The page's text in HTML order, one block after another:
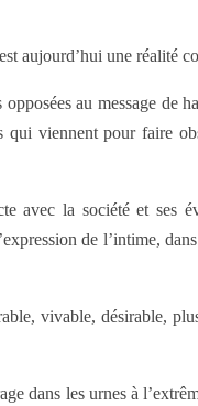
aujourd’hui une réalité
au message de
viennent pour faire
avec la société et ses
de l’intime,
vivable, désirable,
dans les urnes à